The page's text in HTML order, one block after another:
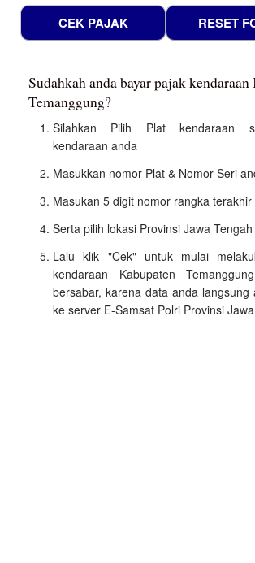
Sudahkah anda bayar pajak
Temanggung?
Silahkan Pilih Plat kendaraan
kendaraan anda
Masukkan nomor Plat & Nomor Seri
Masukan 5 digit nomor rangka terakhir
Serta pilih lokasi Provinsi Jawa Tengah
Lalu klik "Cek" untuk mulai
kendaraan Kabupaten
bersabar, karena data anda langsung
ke server E-Samsat Polri Provinsi